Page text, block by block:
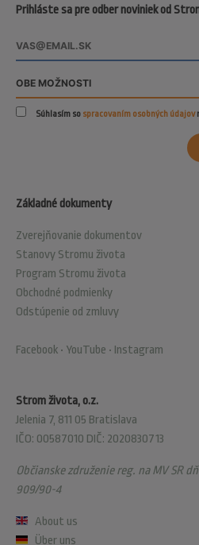
Strom života, o.z.
Jelenia 7, 811 05 Bratislava
IČO: 00587010 DIČ: 2020830713
Občianske združenie reg. na MV SR
909/90-4
About us
Über uns
Základné dokumenty
Zverejňovanie dokumentov
Stanovy Stromu života
Program Stromu života
Obchodné podmienky
Odstúpenie od zmluvy
Facebook • YouTube • Instagram
Prihláste sa pre odber noviniek od
Súhlasím so spracovaním osobných údajov